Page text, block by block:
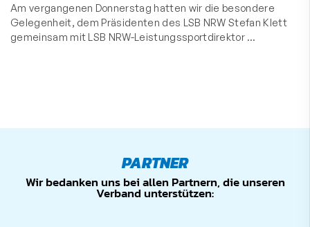
Am vergangenen Donnerstag hatten wir die besondere
Gelegenheit, dem Präsidenten des LSB NRW Stefan Klett
gemeinsam mit LSB NRW-Leistungssportdirektor …
PARTNER
Wir bedanken uns bei allen Partnern, die unseren
Verband unterstützen: